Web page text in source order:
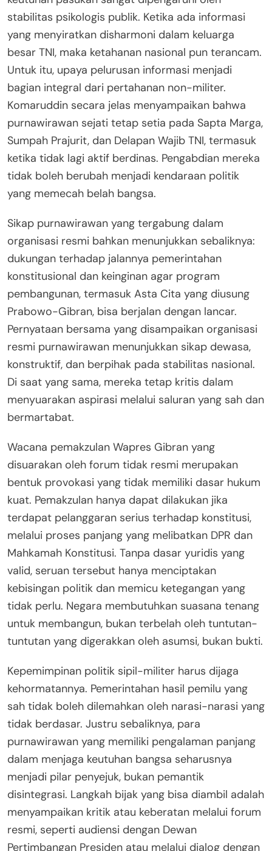
stabilitas psikologis publik. Ketika ada informasi
yang menyiratkan disharmoni dalam keluarga
besar TNI, maka ketahanan nasional pun terancam.
Untuk itu, upaya pelurusan informasi menjadi
bagian integral dari pertahanan non-militer.
Komaruddin secara jelas menyampaikan bahwa
purnawirawan sejati tetap setia pada Sapta Marga,
Sumpah Prajurit, dan Delapan Wajib TNI, termasuk
ketika tidak lagi aktif berdinas. Pengabdian mereka
tidak boleh berubah menjadi kendaraan politik
yang memecah belah bangsa.
Sikap purnawirawan yang tergabung dalam
organisasi resmi bahkan menunjukkan sebaliknya:
dukungan terhadap jalannya pemerintahan
konstitusional dan keinginan agar program
pembangunan, termasuk Asta Cita yang diusung
Prabowo-Gibran, bisa berjalan dengan lancar.
Pernyataan bersama yang disampaikan organisasi
resmi purnawirawan menunjukkan sikap dewasa,
konstruktif, dan berpihak pada stabilitas nasional.
Di saat yang sama, mereka tetap kritis dalam
menyuarakan aspirasi melalui saluran yang sah dan
bermartabat.
Wacana pemakzulan Wapres Gibran yang
disuarakan oleh forum tidak resmi merupakan
bentuk provokasi yang tidak memiliki dasar hukum
kuat. Pemakzulan hanya dapat dilakukan jika
terdapat pelanggaran serius terhadap konstitusi,
melalui proses panjang yang melibatkan DPR dan
Mahkamah Konstitusi. Tanpa dasar yuridis yang
valid, seruan tersebut hanya menciptakan
kebisingan politik dan memicu ketegangan yang
tidak perlu. Negara membutuhkan suasana tenang
untuk membangun, bukan terbelah oleh tuntutan-
tuntutan yang digerakkan oleh asumsi, bukan bukti.
Kepemimpinan politik sipil-militer harus dijaga
kehormatannya. Pemerintahan hasil pemilu yang
sah tidak boleh dilemahkan oleh narasi-narasi yang
tidak berdasar. Justru sebaliknya, para
purnawirawan yang memiliki pengalaman panjang
dalam menjaga keutuhan bangsa seharusnya
menjadi pilar penyejuk, bukan pemantik
disintegrasi. Langkah bijak yang bisa diambil adalah
menyampaikan kritik atau keberatan melalui forum
resmi, seperti audiensi dengan Dewan
Pertimbangan Presiden atau melalui dialog dengan